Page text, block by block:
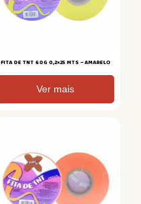
FITA DE TNT 60G 0,2×25 MTS – AMARELO
Ver mais